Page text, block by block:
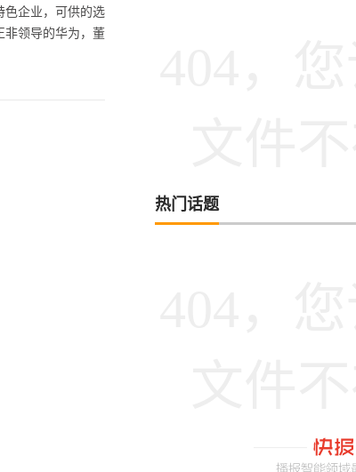
色企业，可供的选
非领导的华为，董
热门话题